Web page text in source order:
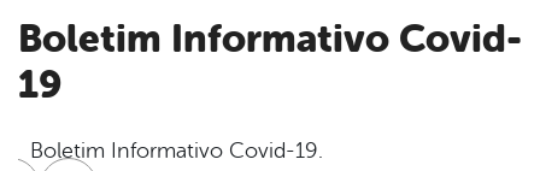
Boletim Informativo Covid-
19
Boletim Informativo Covid-19.